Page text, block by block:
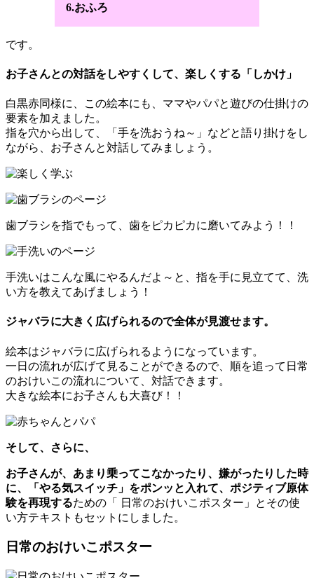
6.おふろ
です。
お子さんとの対話をしやすくして、楽しくする「しかけ」
白黒赤同様に、この絵本にも、ママやパパと遊びの仕掛けの
要素を加えました。
指を穴から出して、「手を洗おうね～」などと語り掛けをし
ながら、お子さんと対話してみましょう。
歯ブラシを指でもって、歯をピカピカに磨いてみよう！！
手洗いはこんな風にやるんだよ～と、指を手に見立てて、洗
い方を教えてあげましょう！
ジャバラに大きく広げられるので全体が見渡せます。
絵本はジャバラに広げられるようになっています。
一日の流れが広げて見ることができるので、順を追って日常
のおけいこの流れについて、対話できます。
大きな絵本にお子さんも大喜び！！
そして、さらに、
お子さんが、あまり乗ってこなかったり、嫌がったりした時
に、「やる気スイッチ」をポンッと入れて、ポジティブ原体
験を再現するための「 日常のおけいこポスター」とその使
い方テキストもセットにしました。
日常のおけいこポスター